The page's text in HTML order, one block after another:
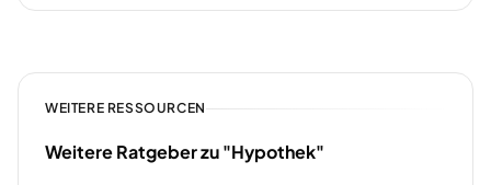
WEITERE RESSOURCEN
Weitere Ratgeber zu "Hypothek"